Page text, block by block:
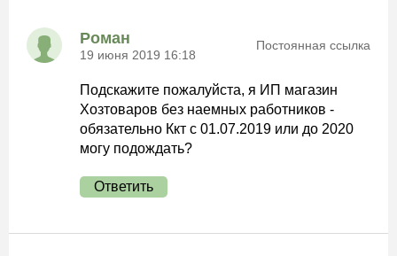
Роман
19 июня 2019 16:18
Постоянная ссылка
Подскажите пожалуйста, я ИП магазин
Хозтоваров без наемных работников -
обязательно Ккт с 01.07.2019 или до 2020
могу подождать?
Ответить